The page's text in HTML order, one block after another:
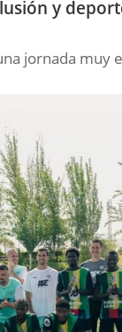
y
jornada muy